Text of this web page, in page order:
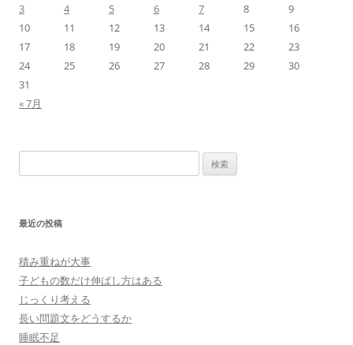
3
4 5 6 7 8
9
10
11 12 13 14 15
16
17
18 19 20 21 22
23
24
25 26 27 28 29
30
31
« 7月
索:
最近の投稿
積み重ねが大事
子どもの数だけ伸ばし方はある
じっくり考える
長い問題文をどうするか
睡眠不足